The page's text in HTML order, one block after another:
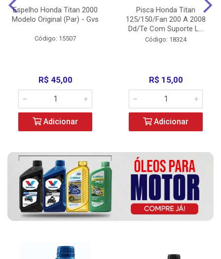
Espelho Honda Titan 2000
Modelo Original (Par) - Gvs
Código: 15507
R$ 45,00
Adicionar
Pisca Honda Titan
125/150/Fan 200 A 2008
Dd/Te Com Suporte L...
Código: 18324
R$ 15,00
Adicionar